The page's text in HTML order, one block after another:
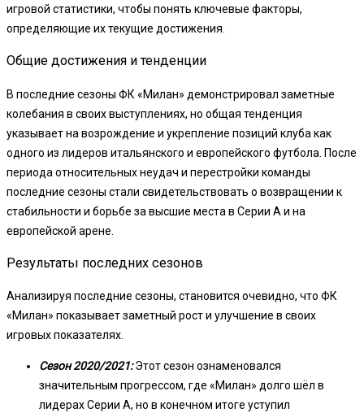
игровой статистики, чтобы понять ключевые факторы,
определяющие их текущие достижения.
Общие достижения и тенденции
В последние сезоны ФК «Милан» демонстрировал заметные
колебания в своих выступлениях, но общая тенденция
указывает на возрождение и укрепление позиций клуба как
одного из лидеров итальянского и европейского футбола. После
периода относительных неудач и перестройки команды
последние сезоны стали свидетельствовать о возвращении к
стабильности и борьбе за высшие места в Серии А и на
европейской арене.
Результаты последних сезонов
Анализируя последние сезоны, становится очевидно, что ФК
«Милан» показывает заметный рост и улучшение в своих
игровых показателях.
Сезон 2020/2021:Этот сезон ознаменовался
значительным прогрессом, где «Милан» долго шёл в
лидерах Серии А, но в конечном итоге уступил